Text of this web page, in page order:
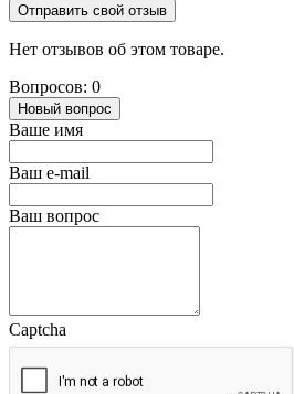
Отправить свой отзыв
Нет отзывов об этом товаре.
Вопросов: 0
Новый вопрос
Ваше имя
Ваш e-mail
Ваш вопрос
Captcha